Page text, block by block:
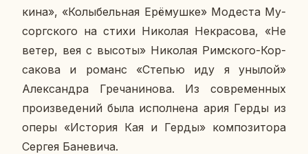
ки­на», «Ко­лы­бель­ная Ерё­муш­ке» Мо­де­ста Му­
сорг­ско­го на стихи Ни­ко­лая Некра­со­ва, «Не
ветер, вея с высоты» Ни­ко­лая Рим­ско­го-Кор­
са­ко­ва и романс «Степью иду я унылой»
Алек­сандра Гре­ча­ни­но­ва. Из со­вре­мен­ных
про­из­ве­де­ний была ис­пол­не­на ария Герды из
оперы «Ис­то­рия Кая и Герды» ком­по­зи­то­ра
Сергея Ба­не­ви­ча.